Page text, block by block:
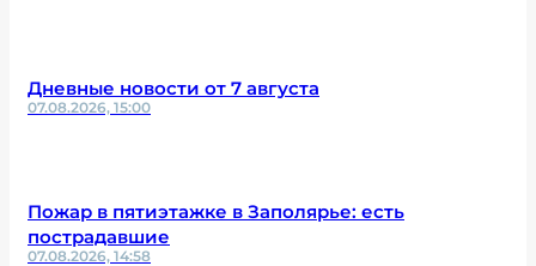
Дневные новости от 7 августа
07.08.2026, 15:00
Пожар в пятиэтажке в Заполярье: есть
пострадавшие
07.08.2026, 14:58